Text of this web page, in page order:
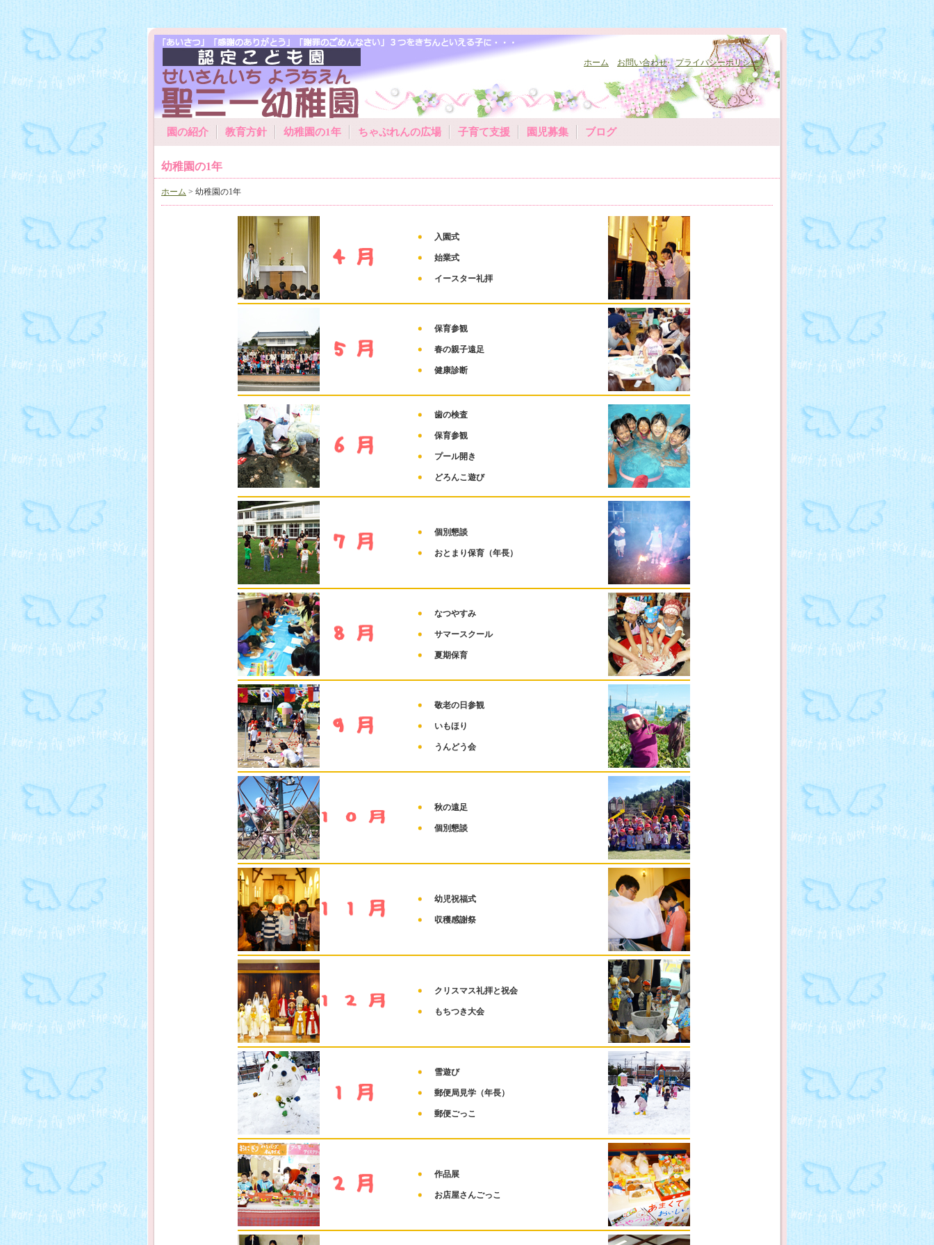
ホーム お問い合わせ プライバシーポリシー
園の紹介 教育方針 幼稚園の1年 ちゃぷれんの広場 子育て支援 園児募集 ブログ
幼稚園の1年
ホーム > 幼稚園の1年
入園式
始業式
イースター礼拝
保育参観
春の親子遠足
健康診断
歯の検査
保育参観
プール開き
どろんこ遊び
個別懇談
おとまり保育（年長）
なつやすみ
サマースクール
夏期保育
敬老の日参観
いもほり
うんどう会
秋の遠足
個別懇談
幼児祝福式
収穫感謝祭
クリスマス礼拝と祝会
もちつき大会
雪遊び
郵便局見学（年長）
郵便ごっこ
作品展
お店屋さんごっこ